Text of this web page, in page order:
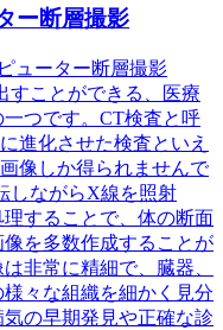
ー断層撮影
ューター断層撮影
すことができる、医療
つです。CT検査と呼
進化させた検査といえ
像しか得られませんで
しながらX線を照射
することで、体の断面
を多数作成することが
非常に精細で、臓器、
々な組織を細かく見分
の早期発見や正確な診